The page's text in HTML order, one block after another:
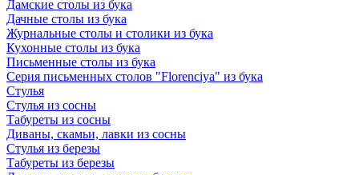
Дамские столы из бука
Дачные столы из бука
Журнальные столы и столики из бука
Кухонные столы из бука
Письменные столы из бука
Серия письменных столов "Florenciya" из бука
Стулья
Стулья из сосны
Табуреты из сосны
Диваны, скамьи, лавки из сосны
Стулья из березы
Табуреты из березы